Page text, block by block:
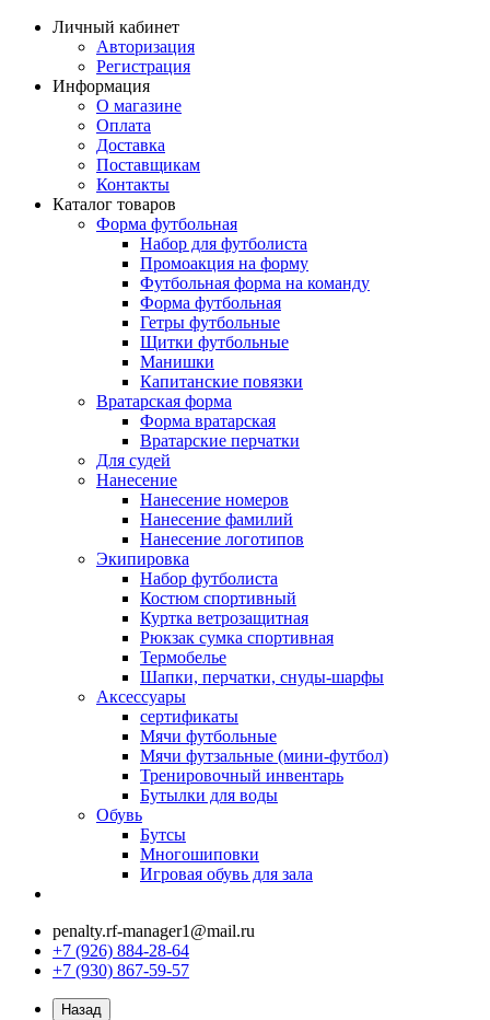
Личный кабинет
Авторизация
Регистрация
Информация
О магазине
Оплата
Доставка
Поставщикам
Контакты
Каталог товаров
Форма футбольная
Набор для футболиста
Промоакция на форму
Футбольная форма на команду
Форма футбольная
Гетры футбольные
Щитки футбольные
Манишки
Капитанские повязки
Вратарская форма
Форма вратарская
Вратарские перчатки
Для судей
Нанесение
Нанесение номеров
Нанесение фамилий
Нанесение логотипов
Экипировка
Набор футболиста
Костюм спортивный
Куртка ветрозащитная
Рюкзак сумка спортивная
Термобелье
Шапки, перчатки, снуды-шарфы
Аксессуары
сертификаты
Мячи футбольные
Мячи футзальные (мини-футбол)
Тренировочный инвентарь
Бутылки для воды
Обувь
Бутсы
Многошиповки
Игровая обувь для зала
penalty.rf-manager1@mail.ru
+7 (926) 884-28-64
+7 (930) 867-59-57
Назад